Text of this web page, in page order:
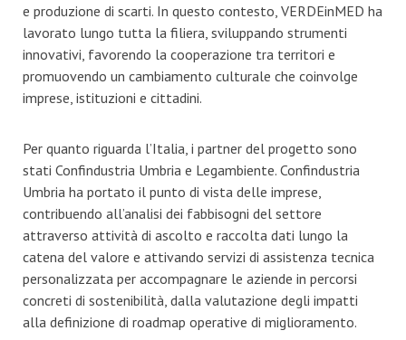
e produzione di scarti. In questo contesto, VERDEinMED ha
lavorato lungo tutta la filiera, sviluppando strumenti
innovativi, favorendo la cooperazione tra territori e
promuovendo un cambiamento culturale che coinvolge
imprese, istituzioni e cittadini.
Per quanto riguarda l’Italia, i partner del progetto sono
stati Confindustria Umbria e Legambiente. Confindustria
Umbria ha portato il punto di vista delle imprese,
contribuendo all’analisi dei fabbisogni del settore
attraverso attività di ascolto e raccolta dati lungo la
catena del valore e attivando servizi di assistenza tecnica
personalizzata per accompagnare le aziende in percorsi
concreti di sostenibilità, dalla valutazione degli impatti
alla definizione di roadmap operative di miglioramento.